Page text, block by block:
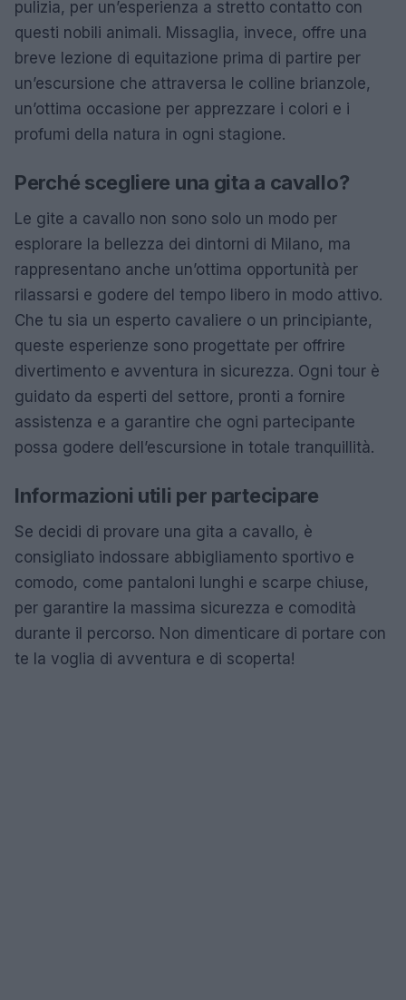
pulizia, per un’esperienza a stretto contatto con
questi nobili animali. Missaglia, invece, offre una
breve lezione di equitazione prima di partire per
un’escursione che attraversa le colline brianzole,
un’ottima occasione per apprezzare i colori e i
profumi della natura in ogni stagione.
Perché scegliere una gita a cavallo?
Le gite a cavallo non sono solo un modo per
esplorare la bellezza dei dintorni di Milano, ma
rappresentano anche un’ottima opportunità per
rilassarsi e godere del tempo libero in modo attivo.
Che tu sia un esperto cavaliere o un principiante,
queste esperienze sono progettate per offrire
divertimento e avventura in sicurezza. Ogni tour è
guidato da esperti del settore, pronti a fornire
assistenza e a garantire che ogni partecipante
possa godere dell’escursione in totale tranquillità.
Informazioni utili per partecipare
Se decidi di provare una gita a cavallo, è
consigliato indossare abbigliamento sportivo e
comodo, come pantaloni lunghi e scarpe chiuse,
per garantire la massima sicurezza e comodità
durante il percorso. Non dimenticare di portare con
te la voglia di avventura e di scoperta!